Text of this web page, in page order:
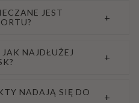
JEST
+
NAJDŁUŻEJ
+
NADAJĄ SIĘ DO
+